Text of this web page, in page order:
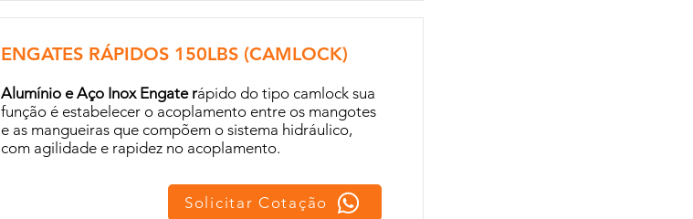
ENGATES RÁPIDOS 150LBS (CAMLOCK)
Alumínio e Aço Inox Engate rápido do tipo camlock sua
função é estabelecer o acoplamento entre os mangotes
e as mangueiras que compõem o sistema hidráulico,
com agilidade e rapidez no acoplamento.
Solicitar Cotação